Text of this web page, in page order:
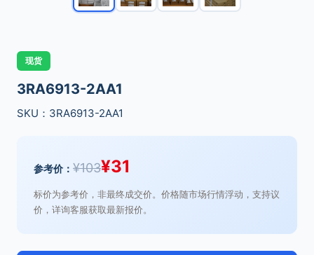
现货
3RA6913-2AA1
SKU：3RA6913-2AA1
参考价： ¥103¥31
标价为参考价，非最终成交价。价格随市场行情浮动，支持议
价，详询客服获取最新报价。